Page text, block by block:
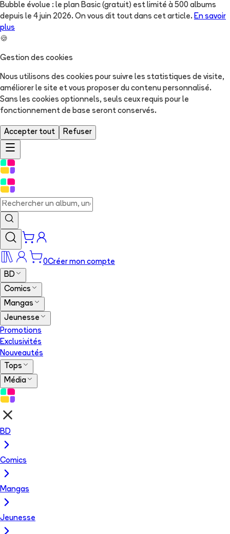
Bubble évolue : le plan Basic (gratuit) est limité à 500 albums
depuis le 4 juin 2026. On vous dit tout dans cet article. En savoir
plus
🍪
Gestion des cookies
Nous utilisons des cookies pour suivre les statistiques de visite,
améliorer le site et vous proposer du contenu personnalisé.
Sans les cookies optionnels, seuls ceux requis pour le
fonctionnement de base seront conservés.
Accepter tout Refuser
0Créer mon compte
BD
Comics
Mangas
Jeunesse
Promotions
Exclusivités
Nouveautés
Tops
Média
BD
Comics
Mangas
Jeunesse